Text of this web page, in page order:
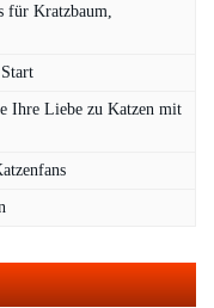
für Kratzbaum,
Ihre Liebe zu Katzen mit